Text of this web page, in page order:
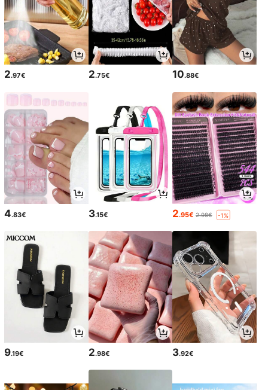
2.97€ 2.75€ 10.88€
4.83€ 3.15€ 2.95€ 2.98€ -1%
9.19€ 2.98€ 3.92€